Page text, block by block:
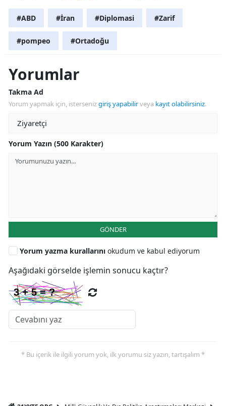
#ABD #İran #Diplomasi #Zarif
#pompeo #Ortadoğu
Yorumlar
Takma Ad
Yorum yapmak için, istersenizgiriş yapabilirveya kayıt olabilirsiniz.
Yorum Yazın (500 Karakter)
GÖNDER
Yorum yazma kurallarını okudum ve kabul ediyorum
Aşağıdaki görselde işlemin sonucu kaçtır?
* Bu içerik ile ilgili yorum yok, ilk yorumu siz yazın, tartışalım *